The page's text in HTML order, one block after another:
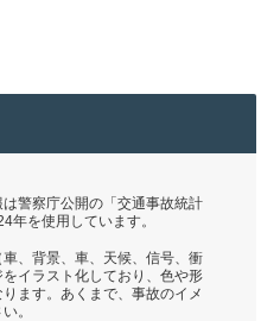
警察庁公開の「交通事故統計
年を使用しています。
、背景、車、天候、信号、衝
イラスト化しており、色や形
ます。あくまで、事故のイメ
。